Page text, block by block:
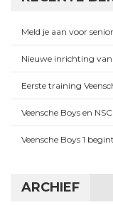
Meld je aan voor
Nieuwe inrichting
Eerste training
Veensche Boys en
Veensche Boys 1
ARCHIEF